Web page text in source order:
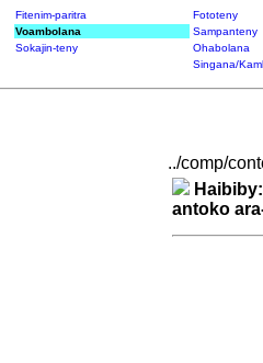
Fitenim-paritra Fototeny
Voambolana Sampanteny
Sokajin-teny Ohabolana
Singana/
../comp/
Haibiby:
antoko